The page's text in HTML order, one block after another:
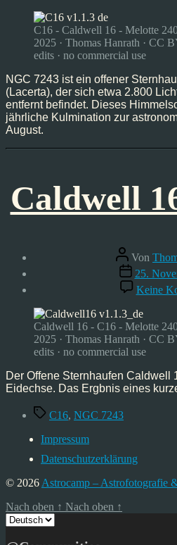
C16 - Caldwell 16 - Melotte
2025 · Thomas Hanrath · CC
edits · no commercial use
NGC 7243 ist ein offener
(Lacerta), der sich etwa 2.800
entfernt befindet. Dieses
jährliche Kulmination zur
August.
Caldwell
Beitragsautor
Von
25.
Keine
Caldwell 16 - C16 - Melotte
2025 · Thomas Hanrath · CC
edits · no commercial use
Der Offene Sternhaufen Caldwell
Eidechse. Das Ergbnis eines
Schlagwörter
C16, NGC 7243
Impressum
Datenschutzerklärung
© 2026 Astrocamp – Astrofotografie
Nach oben ↑ Nach oben ↑
Sprache
auswählen